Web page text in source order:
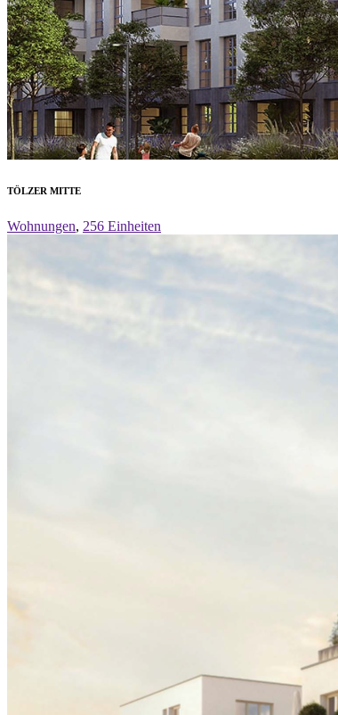
TÖLZER MITTE
Wohnungen, 256 Einheiten